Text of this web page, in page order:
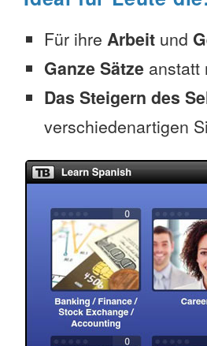
Für ihre Arbeit und
Ganze Sätze anstatt
Das Steigern des
verschiedenartigen